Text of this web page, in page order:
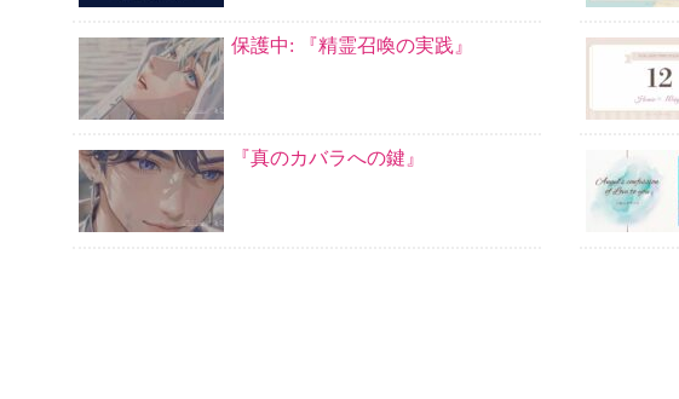
保護中: 『精霊召喚の実践』
『真のカバラへの鍵』